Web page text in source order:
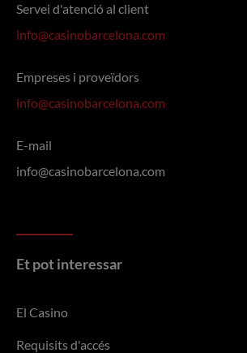
Servei d'atenció al client
info@casinobarcelona.com
Empreses i proveïdors
info@casinobarcelona.com
E-mail
info@casinobarcelona.com
Et pot interessar
El Casino
Requisits d'accés